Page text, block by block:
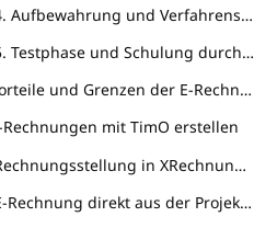
4. Aufbewahrung und Verfahrensdokumentation anpassen
5. Testphase und Schulung durchführen
09 Vorteile und Grenzen der E-Rechnung
Rechnungen mit TimO erstellen
Rechnungsstellung in XRechnung und ZUGFeRD
E-Rechnung direkt aus der Projektabrechnung